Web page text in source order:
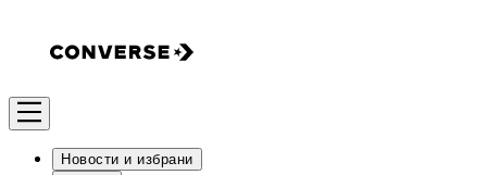
Новости и избрани